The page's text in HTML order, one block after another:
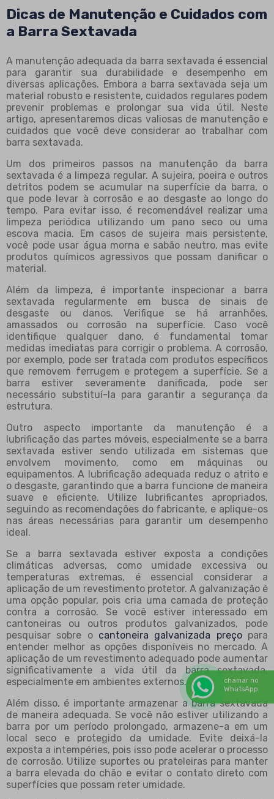
Dicas de Manutenção e Cuidados com
a Barra Sextavada
A manutenção adequada da barra sextavada é essencial
para garantir sua durabilidade e desempenho em
diversas aplicações. Embora a barra sextavada seja um
material robusto e resistente, cuidados regulares podem
prevenir problemas e prolongar sua vida útil. Neste
artigo, apresentaremos dicas valiosas de manutenção e
cuidados que você deve considerar ao trabalhar com
barra sextavada.
Um dos primeiros passos na manutenção da barra
sextavada é a limpeza regular. A sujeira, poeira e outros
detritos podem se acumular na superfície da barra, o
que pode levar à corrosão e ao desgaste ao longo do
tempo. Para evitar isso, é recomendável realizar uma
limpeza periódica utilizando um pano seco ou uma
escova macia. Em casos de sujeira mais persistente,
você pode usar água morna e sabão neutro, mas evite
produtos químicos agressivos que possam danificar o
material.
Além da limpeza, é importante inspecionar a barra
sextavada regularmente em busca de sinais de
desgaste ou danos. Verifique se há arranhões,
amassados ou corrosão na superfície. Caso você
identifique qualquer dano, é fundamental tomar
medidas imediatas para corrigir o problema. A corrosão,
por exemplo, pode ser tratada com produtos específicos
que removem ferrugem e protegem a superfície. Se a
barra estiver severamente danificada, pode ser
necessário substituí-la para garantir a segurança da
estrutura.
Outro aspecto importante da manutenção é a
lubrificação das partes móveis, especialmente se a barra
sextavada estiver sendo utilizada em sistemas que
envolvem movimento, como em máquinas ou
equipamentos. A lubrificação adequada reduz o atrito e
o desgaste, garantindo que a barra funcione de maneira
suave e eficiente. Utilize lubrificantes apropriados,
seguindo as recomendações do fabricante, e aplique-os
nas áreas necessárias para garantir um desempenho
ideal.
Se a barra sextavada estiver exposta a condições
climáticas adversas, como umidade excessiva ou
temperaturas extremas, é essencial considerar a
aplicação de um revestimento protetor. A galvanização é
uma opção popular, pois cria uma camada de proteção
contra a corrosão. Se você estiver interessado em
cantoneiras ou outros produtos galvanizados, pode
pesquisar sobre o cantoneira galvanizada preçopara
entender melhor as opções disponíveis no mercado. A
aplicação de um revestimento adequado pode aumentar
significativamente a vida útil da barra sextavada,
especialmente em ambientes externos.
Além disso, é importante armazenar a barra sextavada
de maneira adequada. Se você não estiver utilizando a
barra por um período prolongado, armazene-a em um
local seco e protegido da umidade. Evite deixá-la
exposta a intempéries, pois isso pode acelerar o processo
de corrosão. Utilize suportes ou prateleiras para manter
a barra elevada do chão e evitar o contato direto com
superfícies que possam reter umidade.
chamar no
WhatsApp